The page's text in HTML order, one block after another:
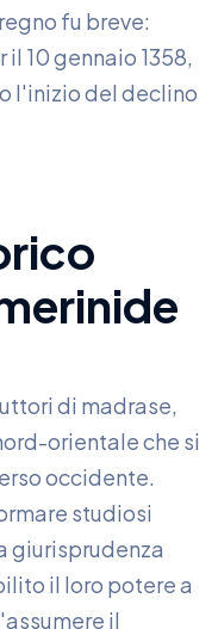
fu breve:
10 gennaio 1358,
l'inizio del declino
di madrase,
orientale che si
occidente.
studiosi
giurisprudenza
il loro potere a
il